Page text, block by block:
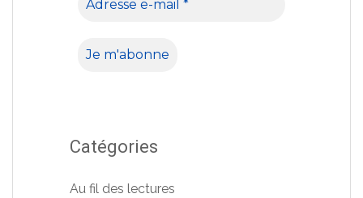
Catégories
Au fil des lectures